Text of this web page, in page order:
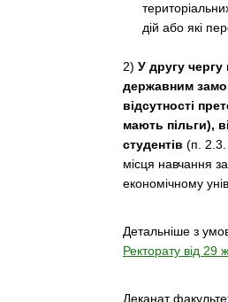
дій або які
2) У другу чергу
державним
відсутності
мають пільги),
студентів (п. 2.3.
місця навчання
економічному
Детальніше з
Ректорату від 29
Деканат